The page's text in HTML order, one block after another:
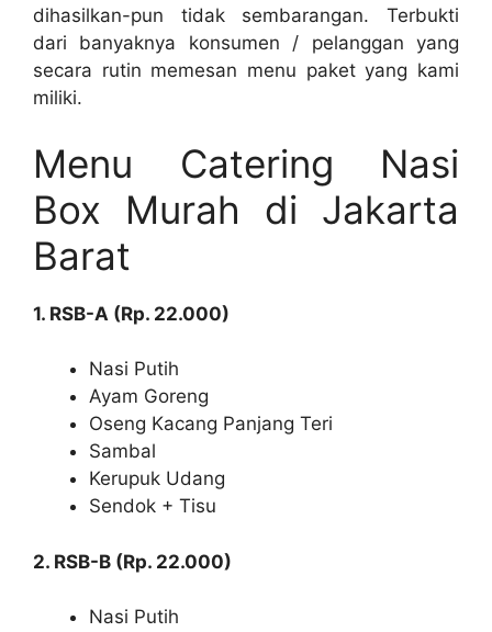
dihasilkan-pun tidak sembarangan. Terbukti
dari banyaknya konsumen / pelanggan yang
secara rutin memesan menu paket yang kami
miliki.
Menu Catering Nasi
Box Murah di Jakarta
Barat
1. RSB-A (Rp. 22.000)
Nasi Putih
Ayam Goreng
Oseng Kacang Panjang Teri
Sambal
Kerupuk Udang
Sendok + Tisu
2. RSB-B (Rp. 22.000)
Nasi Putih